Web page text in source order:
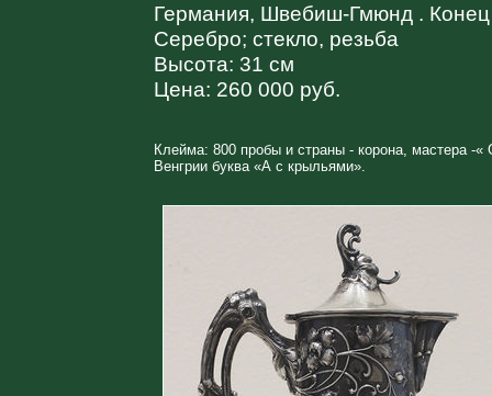
Германия, Швебиш-Гмюнд . Конец
Серебро; стекло, резьба
Высота: 31 см
Цена: 260 000 руб.
Клейма: 800 пробы и страны - корона, мастера -«
Венгрии буква «А с крыльями».